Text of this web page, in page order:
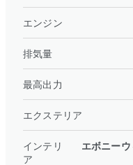
エンジン
排気量
最高出力
エクステリア
インテリ
ア
エボニー